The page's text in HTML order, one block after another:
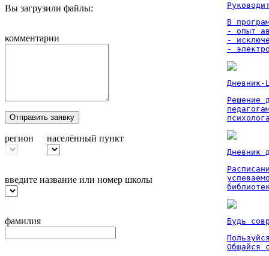
Вы загрузили файлы:
комментарии
Отправить заявку
регион населённый пункт
введите название или номер школы
фамилия
В
- опыт
-
-
Дневник-
Решение
Дневник
Будь
Общайся